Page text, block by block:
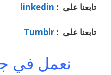
تابعنا على : linkedin
تابعنا على : Tumblr
نعمل في